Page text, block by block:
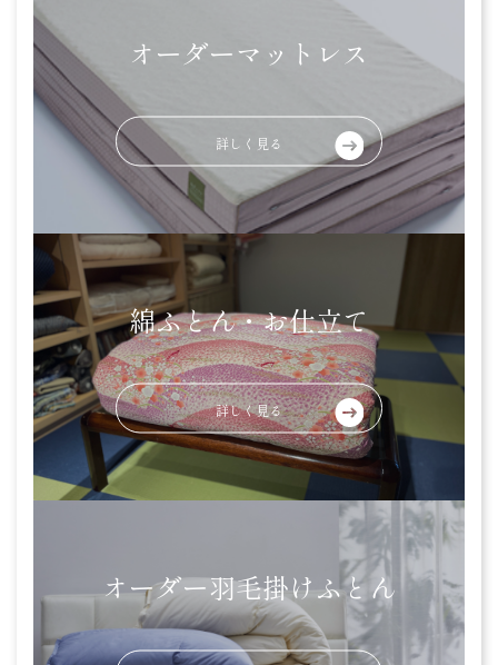
オーダーマットレス
詳しく見る
綿ふとん・お仕立て
詳しく見る
オーダー羽毛掛けふとん
プライバシーポリシー
Copyright © 2021 わたしの眠りいなべ . All rights reserved.